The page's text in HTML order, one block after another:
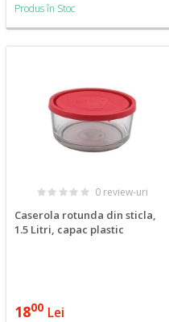
Produs în Stoc
0 review-uri
Caserola rotunda din sticla,
1.5 Litri, capac plastic
1800 Lei